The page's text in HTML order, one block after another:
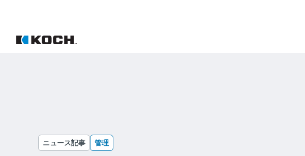
ニュース記事 管理